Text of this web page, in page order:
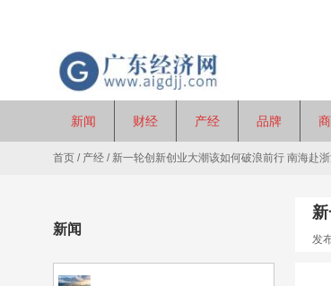
新闻 财经 产经 品牌
首页 / 产经 / 新一轮创新创业大潮该如何破浪前行 南海赴浙
新闻
发